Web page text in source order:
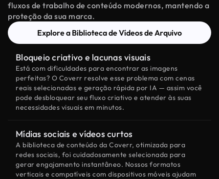
fluxos de trabalho de conteúdo modernos, mantendo a
proteção da sua marca.
Explore a Biblioteca de Vídeos de Arquivo
Bloqueio criativo e lacunas visuais
Está com dificuldades para encontrar as imagens
perfeitas? O Coverr resolve esse problema com cenas
reais selecionadas e geração rápida por IA — assim você
pode desbloquear seu fluxo criativo e atender às suas
necessidades visuais em minutos.
Mídias sociais e vídeos curtos
A biblioteca de conteúdo da Coverr, otimizada para
redes sociais, foi cuidadosamente selecionada para
gerar engajamento instantâneo. Nossos formatos
verticais e compatíveis com dispositivos móveis ajudam